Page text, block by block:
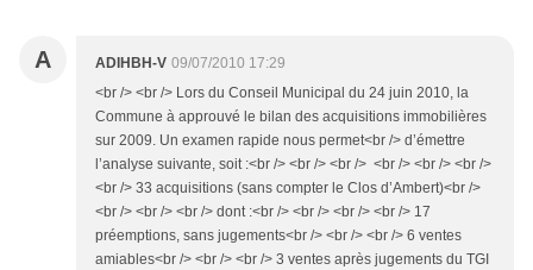
A ADIHBH-V 09/07/2010 17:29
<br /> <br /> Lors du Conseil Municipal du 24 juin 2010, la
Commune à approuvé le bilan des acquisitions immobilières
sur 2009. Un examen rapide nous permet<br /> d’émettre
l’analyse suivante, soit :<br /> <br /> <br /> <br /> <br /> <br />
<br /> 33 acquisitions (sans compter le Clos d’Ambert)<br />
<br /> <br /> <br /> dont :<br /> <br /> <br /> <br /> 17
préemptions, sans jugements<br /> <br /> <br /> 6 ventes
amiables<br /> <br /> <br /> 3 ventes après jugements du TGI